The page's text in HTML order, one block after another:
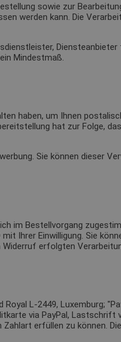
sowie zur
werden kann. Die
Mindestmaß.
haben, um Ihnen
hat zur Folge,
Sie können dieser
im Bestellvorgang
Ihrer Einwilligung. Sie
erfolgten
L-2449, Luxemburg;
via PayPal, Lastschrift
erfüllen zu können.